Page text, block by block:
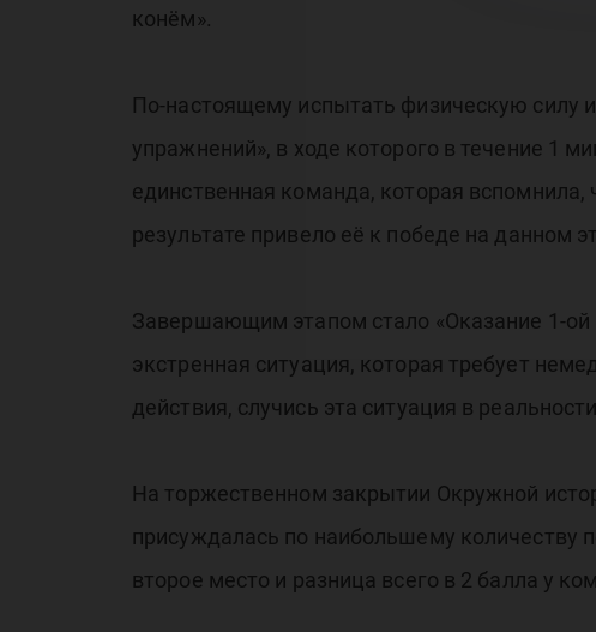
конём».
По-настоящему испытать физическую силу
упражнений», в ходе которого в течение 1
единственная команда, которая
результате привело её к победе на данном
Завершающим этапом стало «Оказание 1-
экстренная ситуация, которая требует
действия, случись эта ситуация в
На торжественном закрытии Окружной
присуждалась по наибольшему количеству
второе место и разница всего в 2 балла у